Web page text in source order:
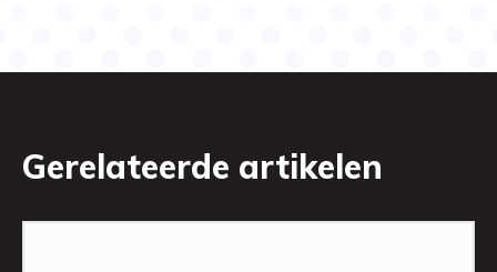
Gerelateerde artikelen